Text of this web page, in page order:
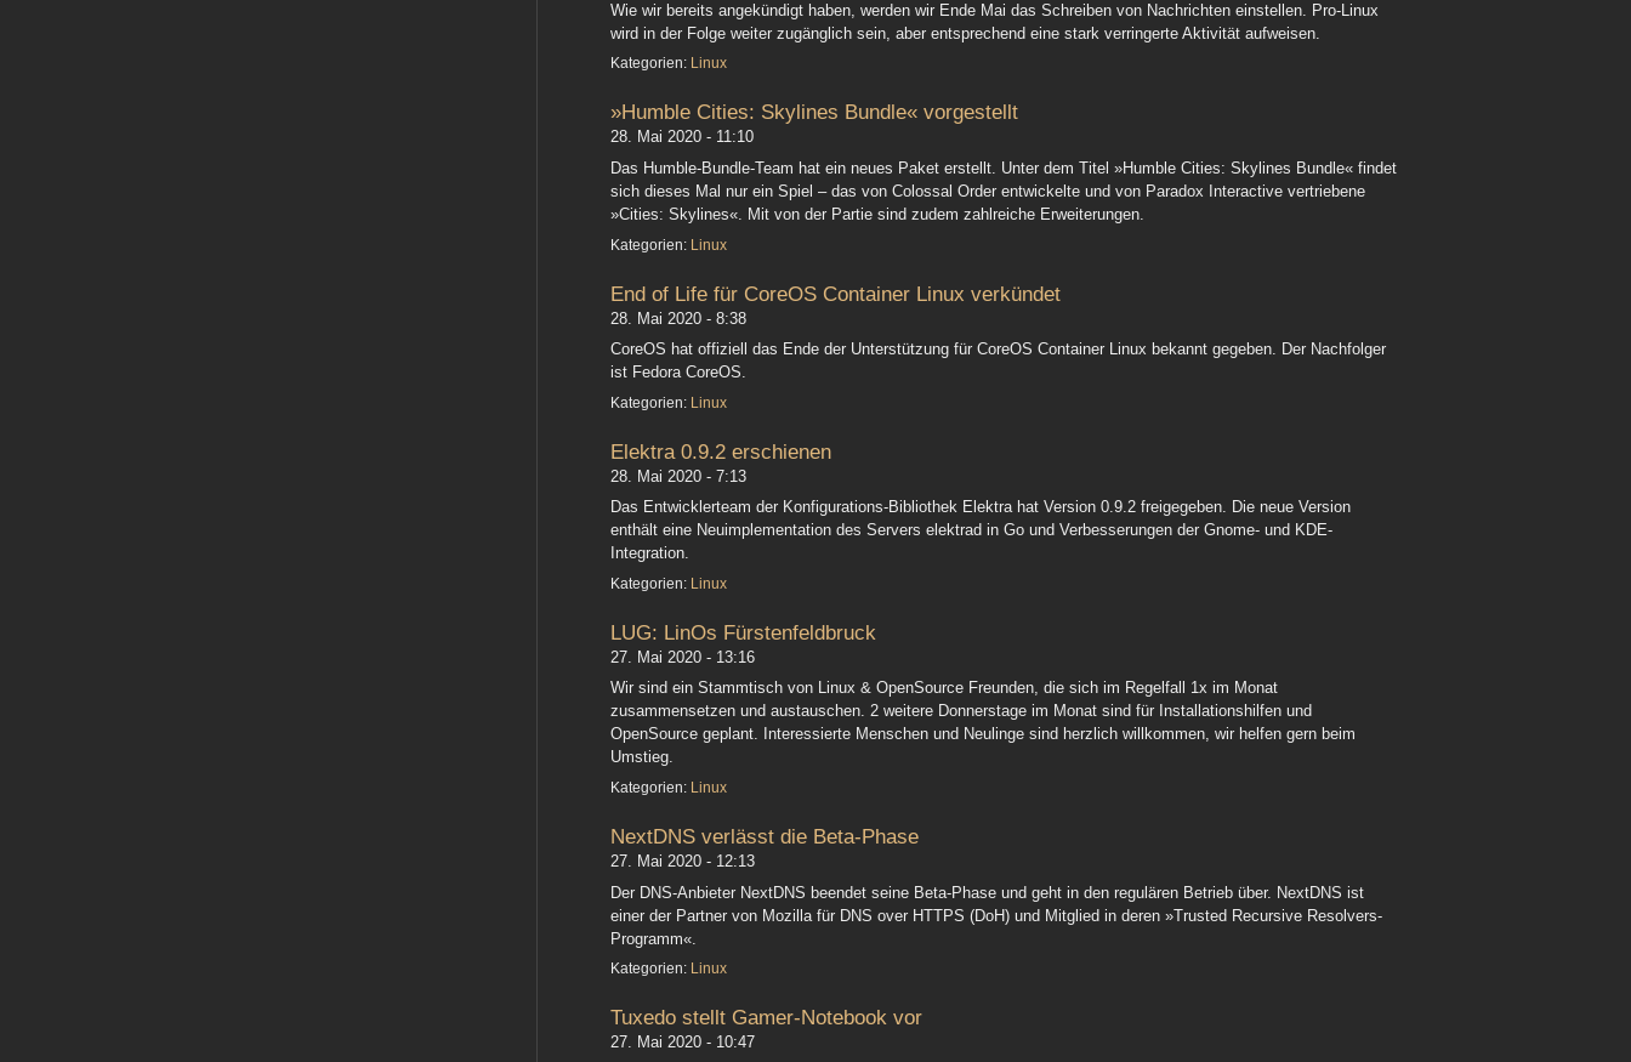
Wie wir bereits angekündigt haben, werden wir Ende Mai das Schreiben von Nachrichten einstellen. Pro-Linux
wird in der Folge weiter zugänglich sein, aber entsprechend eine stark verringerte Aktivität aufweisen.
Kategorien: Linux
»Humble Cities: Skylines Bundle« vorgestellt
28. Mai 2020 - 11:10
Das Humble-Bundle-Team hat ein neues Paket erstellt. Unter dem Titel »Humble Cities: Skylines Bundle« findet
sich dieses Mal nur ein Spiel – das von Colossal Order entwickelte und von Paradox Interactive vertriebene
»Cities: Skylines«. Mit von der Partie sind zudem zahlreiche Erweiterungen.
Kategorien: Linux
End of Life für CoreOS Container Linux verkündet
28. Mai 2020 - 8:38
CoreOS hat offiziell das Ende der Unterstützung für CoreOS Container Linux bekannt gegeben. Der Nachfolger
ist Fedora CoreOS.
Kategorien: Linux
Elektra 0.9.2 erschienen
28. Mai 2020 - 7:13
Das Entwicklerteam der Konfigurations-Bibliothek Elektra hat Version 0.9.2 freigegeben. Die neue Version
enthält eine Neuimplementation des Servers elektrad in Go und Verbesserungen der Gnome- und KDE-
Integration.
Kategorien: Linux
LUG: LinOs Fürstenfeldbruck
27. Mai 2020 - 13:16
Wir sind ein Stammtisch von Linux & OpenSource Freunden, die sich im Regelfall 1x im Monat
zusammensetzen und austauschen. 2 weitere Donnerstage im Monat sind für Installationshilfen und
OpenSource geplant. Interessierte Menschen und Neulinge sind herzlich willkommen, wir helfen gern beim
Umstieg.
Kategorien: Linux
NextDNS verlässt die Beta-Phase
27. Mai 2020 - 12:13
Der DNS-Anbieter NextDNS beendet seine Beta-Phase und geht in den regulären Betrieb über. NextDNS ist
einer der Partner von Mozilla für DNS over HTTPS (DoH) und Mitglied in deren »Trusted Recursive Resolvers-
Programm«.
Kategorien: Linux
Tuxedo stellt Gamer-Notebook vor
27. Mai 2020 - 10:47